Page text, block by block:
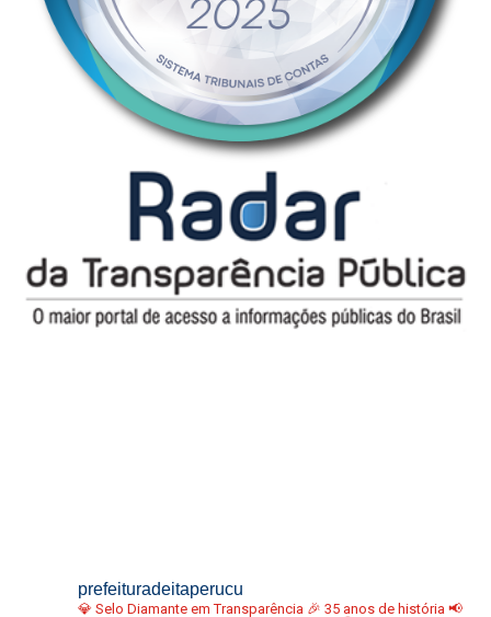
prefeituradeitaperucu
💎 Selo Diamante em Transparência 🎉 35 anos de história 📢